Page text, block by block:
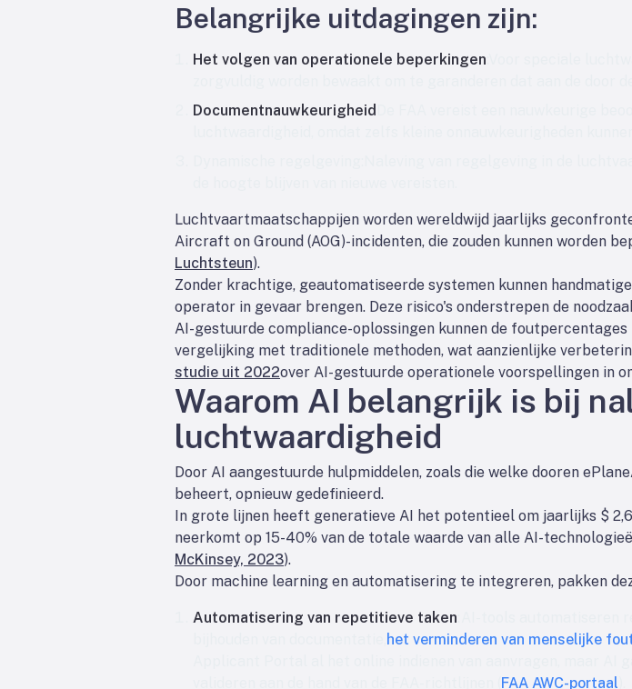
Belangrijke uitdagingen zijn:
Het volgen van operationele beperkingen
Documentnauwkeurigheid
Luchtvaartmaatschappijen worden wereldwijd jaarlijks
Aircraft on Ground (AOG)-incidenten, die zouden kunnen worden
Luchtsteun).
Zonder krachtige, geautomatiseerde systemen kunnen
operator in gevaar brengen. Deze risico's onderstrepen de
AI-gestuurde compliance-oplossingen kunnen de
vergelijking met traditionele methoden, wat aanzienlijke
studie uit 2022over AI-gestuurde operationele voorspellingen in
Waarom AI belangrijk is bij
luchtwaardigheid
Door AI aangestuurde hulpmiddelen, zoals die welke dooren
beheert, opnieuw gedefinieerd.
In grote lijnen heeft generatieve AI het potentieel om jaarlijks $
neerkomt op 15-40% van de totale waarde van alle AI-
McKinsey, 2023).
Door machine learning en automatisering te integreren, pakken
Automatisering van repetitieve taken
het verminderen van menselijke
FAA AWC-portaal